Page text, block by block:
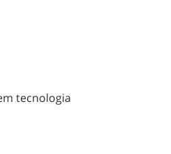
tecnologia